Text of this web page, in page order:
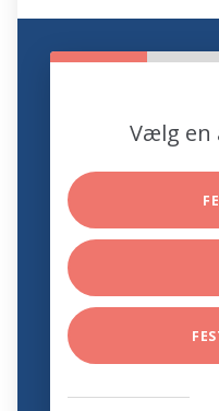
Vælg en